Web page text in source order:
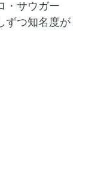
・サウガー
ずつ知名度が